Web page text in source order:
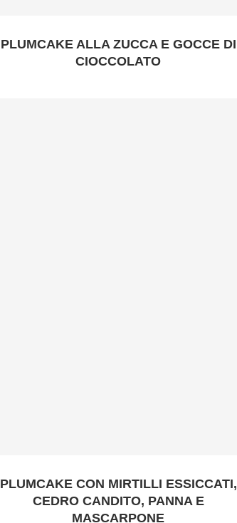
PLUMCAKE ALLA ZUCCA E GOCCE DI
CIOCCOLATO
PLUMCAKE CON MIRTILLI ESSICCATI,
CEDRO CANDITO, PANNA E
MASCARPONE